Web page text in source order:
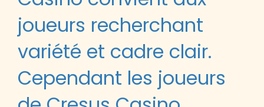
joueurs recherchant
variété et cadre clair.
Cependant les joueurs